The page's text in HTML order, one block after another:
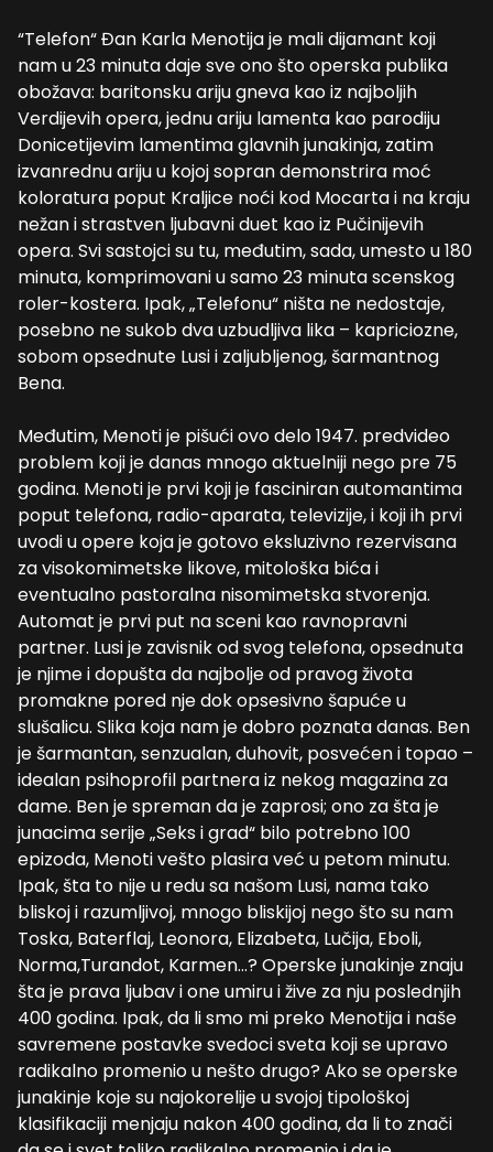
“Telefon“ Đan Karla Menotija je mali dijamant koji
nam u 23 minuta daje sve ono što operska publika
obožava: baritonsku ariju gneva kao iz najboljih
Verdijevih opera, jednu ariju lamenta kao parodiju
Donicetijevim lamentima glavnih junakinja, zatim
izvanrednu ariju u kojoj sopran demonstrira moć
koloratura poput Kraljice noći kod Mocarta i na kraju
nežan i strastven ljubavni duet kao iz Pučinijevih
opera. Svi sastojci su tu, međutim, sada, umesto u 180
minuta, komprimovani u samo 23 minuta scenskog
roler-kostera. Ipak, „Telefonu“ ništa ne nedostaje,
posebno ne sukob dva uzbudljiva lika – kapriciozne,
sobom opsednute Lusi i zaljubljenog, šarmantnog
Bena.
Međutim, Menoti je pišući ovo delo 1947. predvideo
problem koji je danas mnogo aktuelniji nego pre 75
godina. Menoti je prvi koji je fasciniran automantima
poput telefona, radio-aparata, televizije, i koji ih prvi
uvodi u opere koja je gotovo eksluzivno rezervisana
za visokomimetske likove, mitološka bića i
eventualno pastoralna nisomimetska stvorenja.
Automat je prvi put na sceni kao ravnopravni
partner. Lusi je zavisnik od svog telefona, opsednuta
je njime i dopušta da najbolje od pravog života
promakne pored nje dok opsesivno šapuće u
slušalicu. Slika koja nam je dobro poznata danas. Ben
je šarmantan, senzualan, duhovit, posvećen i topao –
idealan psihoprofil partnera iz nekog magazina za
dame. Ben je spreman da je zaprosi; ono za šta je
junacima serije „Seks i grad“ bilo potrebno 100
epizoda, Menoti vešto plasira već u petom minutu.
Ipak, šta to nije u redu sa našom Lusi, nama tako
bliskoj i razumljivoj, mnogo bliskijoj nego što su nam
Toska, Baterflaj, Leonora, Elizabeta, Lučija, Eboli,
Norma,Turandot, Karmen…? Operske junakinje znaju
šta je prava ljubav i one umiru i žive za nju poslednjih
400 godina. Ipak, da li smo mi preko Menotija i naše
savremene postavke svedoci sveta koji se upravo
radikalno promenio u nešto drugo? Ako se operske
junakinje koje su najokorelije u svojoj tipološkoj
klasifikaciji menjaju nakon 400 godina, da li to znači